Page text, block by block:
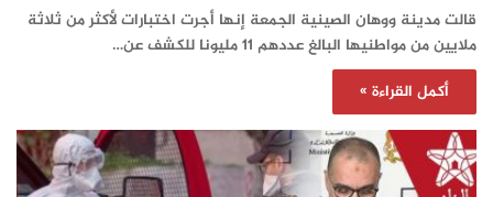
قالت مدينة ووهان الصينية الجمعة إنها أجرت اختبارات لأكثر من ثلاثة
ملايين من مواطنيها البالغ عددهم 11 مليونا للكشف عن…
أكمل القراءة »